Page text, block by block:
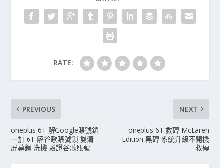
RATE:
PREVIOUS
oneplus 6T 解Google賬號鎖
一加 6T 解谷歌賬號鎖 雙清
屏幕鎖 洗機 驗證谷歌賬號
NEXT
oneplus 6T 救磚 McLaren
Edition 黑磚 系統升級不開機
救磚